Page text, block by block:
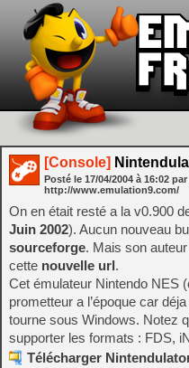
[Console]
Posté le 17/04/2004 à 16:02 par
http://www.emulation9.com/
On en était resté a la v0.900
Juin 2002). Aucun nouveau
sourceforge. Mais son
cette nouvelle url.
Cet émulateur Nintendo NES
prometteur a l’époque car
tourne sous Windows. Notez
supporter les formats : FDS,
Télécharger